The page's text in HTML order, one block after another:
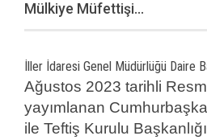
Mülkiye Müfettişi...
İller İdaresi Genel Müdürlüğü Daire
Ağustos 2023 tarihli
yayımlanan
ile Teftiş Kurulu